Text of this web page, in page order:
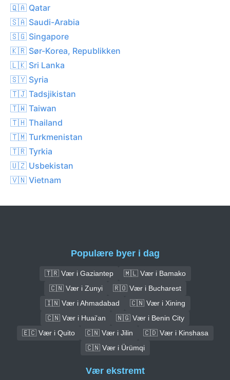
🇶🇦 Qatar
🇸🇦 Saudi-Arabia
🇸🇬 Singapore
🇰🇷 Sør-Korea, Republikken
🇱🇰 Sri Lanka
🇸🇾 Syria
🇹🇯 Tadsjikistan
🇹🇼 Taiwan
🇹🇭 Thailand
🇹🇲 Turkmenistan
🇹🇷 Tyrkia
🇺🇿 Usbekistan
🇻🇳 Vietnam
Populære byer i dag
🇹🇷 Vær i Gaziantep
🇲🇱 Vær i Bamako
🇨🇳 Vær i Zunyi
🇷🇴 Vær i Bucharest
🇮🇳 Vær i Ahmadabad
🇨🇳 Vær i Xining
🇨🇳 Vær i Huai'an
🇳🇬 Vær i Benin City
🇪🇨 Vær i Quito
🇨🇳 Vær i Jilin
🇨🇩 Vær i Kinshasa
🇨🇳 Vær i Ürümqi
Vær ekstremt